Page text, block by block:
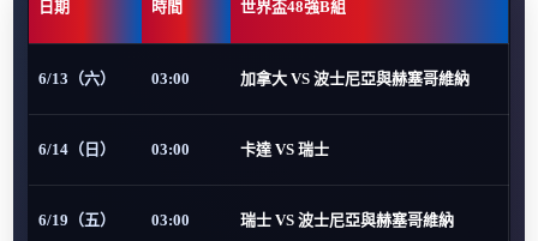
日期 時間 世界盃48強B組
6/13（六） 03:00 加拿大 VS 波士尼亞與赫塞哥維納
6/14（日） 03:00 卡達 VS 瑞士
6/19（五） 03:00 瑞士 VS 波士尼亞與赫塞哥維納